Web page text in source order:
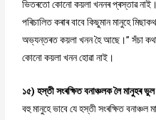
ভিতৰতো কোনো কয়লা খননৰ প্ৰস্তাৱ নাই।
পৰিচালিত কৰাৰ বাবে কিছুমান মানুহে
অভ্যন্তৰত কয়লা খনন হৈ আছে।” সঁচা
কোনো কয়লা খনন হোৱা নাই।
১৫) হস্তী সংৰক্ষিত বনাঞ্চলক লৈ মানুহৰ ভুল
বহু মানুহে ভাবে যে হস্তী সংৰক্ষিত বনাঞ্চল